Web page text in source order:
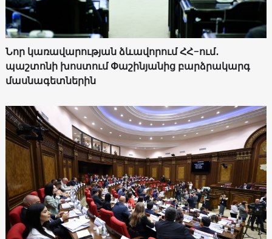
Նոր կառավարության ձևավորում ՀՀ-ում․
պաշտոնի խոստում Փաշինյանից բարձրակարգ
մասնագետներին